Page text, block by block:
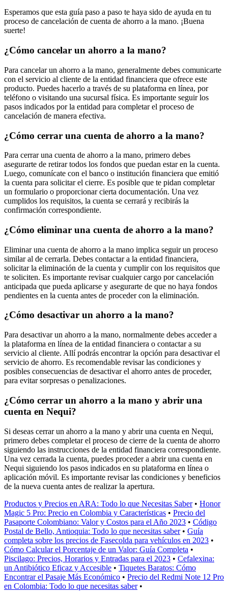
Esperamos que esta guía paso a paso te haya sido de ayuda en tu
proceso de cancelación de cuenta de ahorro a la mano. ¡Buena
suerte!
¿Cómo cancelar un ahorro a la mano?
Para cancelar un ahorro a la mano, generalmente debes comunicarte
con el servicio al cliente de la entidad financiera que ofrece este
producto. Puedes hacerlo a través de su plataforma en línea, por
teléfono o visitando una sucursal física. Es importante seguir los
pasos indicados por la entidad para completar el proceso de
cancelación de manera efectiva.
¿Cómo cerrar una cuenta de ahorro a la mano?
Para cerrar una cuenta de ahorro a la mano, primero debes
asegurarte de retirar todos los fondos que puedan estar en la cuenta.
Luego, comunícate con el banco o institución financiera que emitió
la cuenta para solicitar el cierre. Es posible que te pidan completar
un formulario o proporcionar cierta documentación. Una vez
cumplidos los requisitos, la cuenta se cerrará y recibirás la
confirmación correspondiente.
¿Cómo eliminar una cuenta de ahorro a la mano?
Eliminar una cuenta de ahorro a la mano implica seguir un proceso
similar al de cerrarla. Debes contactar a la entidad financiera,
solicitar la eliminación de la cuenta y cumplir con los requisitos que
te soliciten. Es importante revisar cualquier cargo por cancelación
anticipada que pueda aplicarse y asegurarte de que no haya fondos
pendientes en la cuenta antes de proceder con la eliminación.
¿Cómo desactivar un ahorro a la mano?
Para desactivar un ahorro a la mano, normalmente debes acceder a
la plataforma en línea de la entidad financiera o contactar a su
servicio al cliente. Allí podrás encontrar la opción para desactivar el
servicio de ahorro. Es recomendable revisar las condiciones y
posibles consecuencias de desactivar el ahorro antes de proceder,
para evitar sorpresas o penalizaciones.
¿Cómo cerrar un ahorro a la mano y abrir una
cuenta en Nequi?
Si deseas cerrar un ahorro a la mano y abrir una cuenta en Nequi,
primero debes completar el proceso de cierre de la cuenta de ahorro
siguiendo las instrucciones de la entidad financiera correspondiente.
Una vez cerrada la cuenta, puedes proceder a abrir una cuenta en
Nequi siguiendo los pasos indicados en su plataforma en línea o
aplicación móvil. Es importante revisar las condiciones y beneficios
de la nueva cuenta antes de realizar la apertura.
Productos y Precios en ARA: Todo lo que Necesitas Saber• Honor
Magic 5 Pro: Precio en Colombia y Características • Precio del
Pasaporte Colombiano: Valor y Costos para el Año 2023 • Código
Postal de Bello, Antioquia: Todo lo que necesitas saber• Guía
completa sobre los precios de Fasecolda para vehículos en 2023 •
Cómo Calcular el Porcentaje de un Valor: Guía Completa •
Piscilago: Precios, Horarios y Entradas para el 2023 • Cefalexina:
un Antibiótico Eficaz y Accesible • Tiquetes Baratos: Cómo
Encontrar el Pasaje Más Económico • Precio del Redmi Note 12 Pro
en Colombia: Todo lo que necesitas saber•